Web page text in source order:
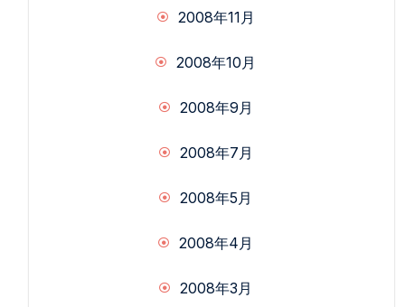
2008年11月
2008年10月
2008年9月
2008年7月
2008年5月
2008年4月
2008年3月